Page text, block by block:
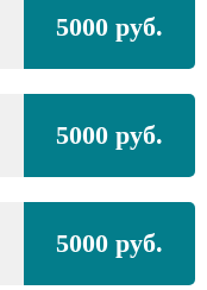
5000 руб.
5000 руб.
5000 руб.